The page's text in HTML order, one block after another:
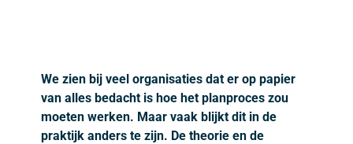
We zien bij veel organisaties dat er op papier
van alles bedacht is hoe het planproces zou
moeten werken. Maar vaak blijkt dit in de
praktijk anders te zijn. De theorie en de